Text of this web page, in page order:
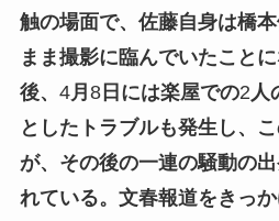
触の場面で、佐藤自身は橋
まま撮影に臨んでいたこと
後、 4月 8日には楽屋での2人
としたトラブルも発生し、
が、その後の一連の騒動の
れている。文春報道をきっ